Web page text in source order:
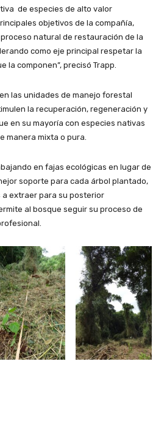
de especies de alto valor
objetivos de la compañía,
natural de restauración de la
como eje principal respetar la
la componen”, precisó Trapp.
las unidades de manejo forestal
la recuperación, regeneración y
en su mayoría con especies nativas
manera mixta o pura.
en fajas ecológicas en lugar de
soporte para cada árbol plantado,
extraer para su posterior
al bosque seguir su proceso de